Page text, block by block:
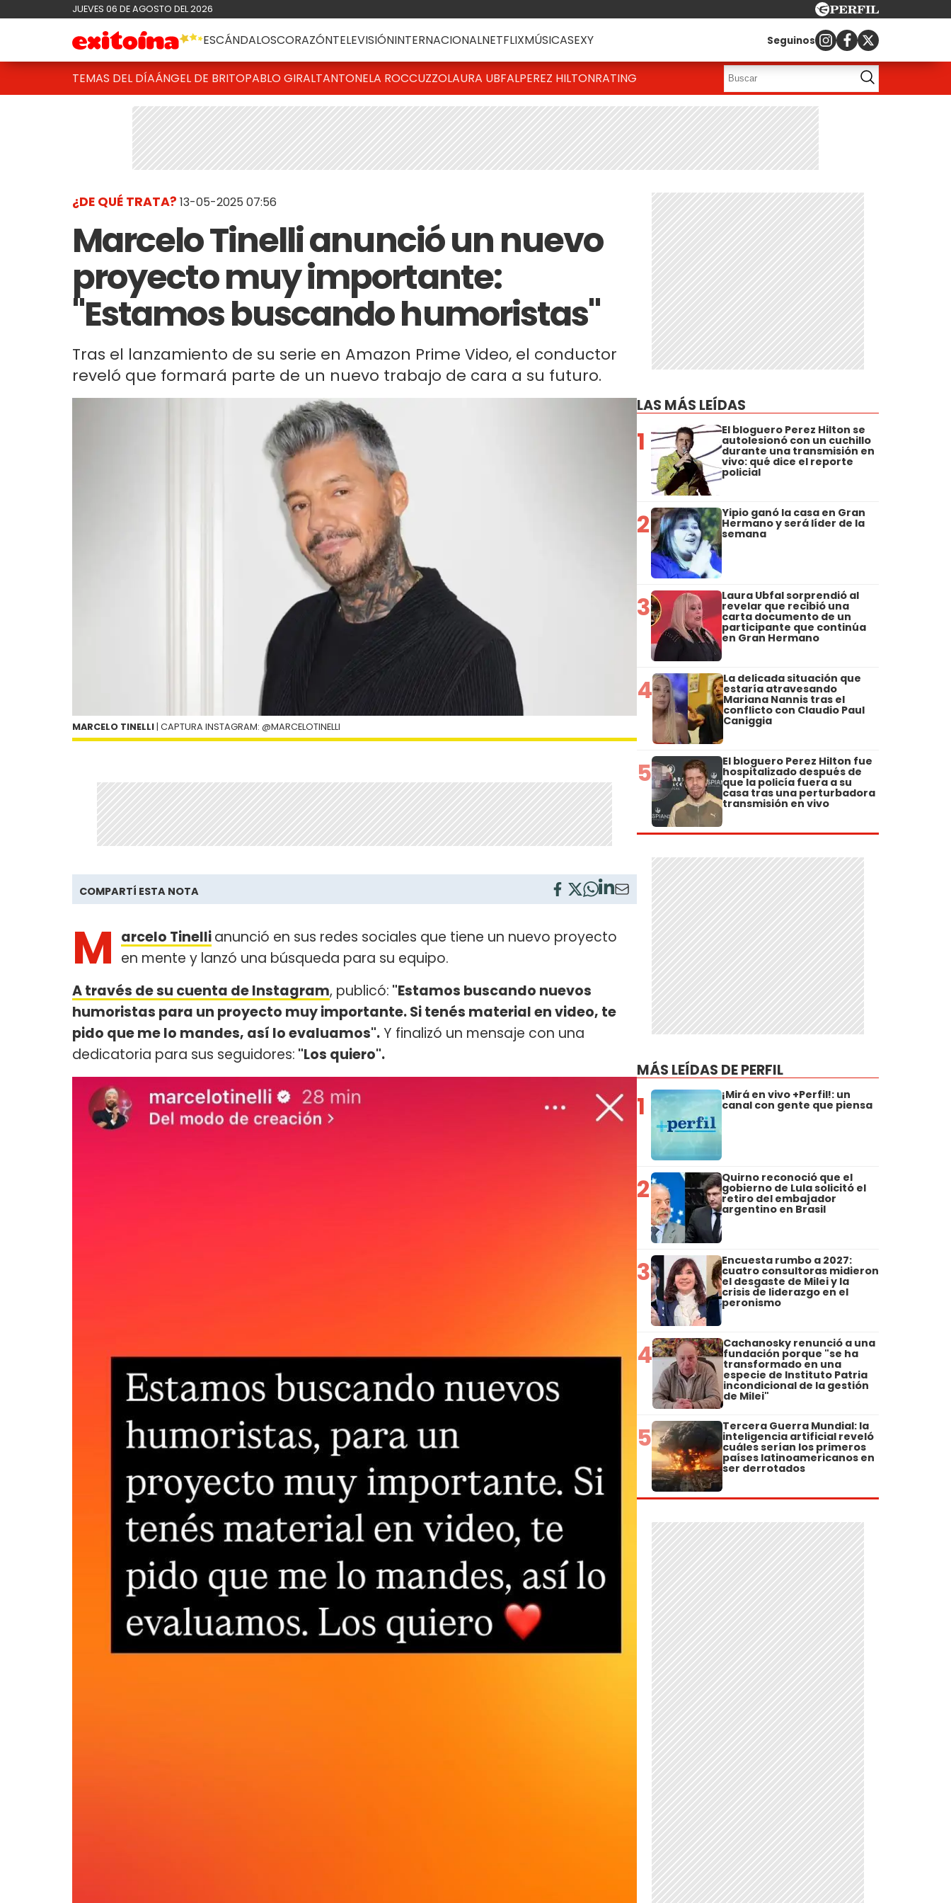
JUEVES 06 DE AGOSTO DEL 2026
ESCÁNDALOSCORAZÓNTELEVISIÓNINTERNACIONALNETFLIXMÚSICASEXY Seguinos
TEMAS DEL DÍAÁNGEL DE BRITOPABLO GIRALTANTONELA ROCCUZZOLAURA UBFALPEREZ HILTONRATING
¿DE QUÉ TRATA? 13-05-2025 07:56
Marcelo Tinelli anunció un nuevo
proyecto muy importante:
"Estamos buscando humoristas"
Tras el lanzamiento de su serie en Amazon Prime Video, el conductor
reveló que formará parte de un nuevo trabajo de cara a su futuro.
MARCELO TINELLI | CAPTURA INSTAGRAM: @MARCELOTINELLI
COMPARTÍ ESTA NOTA
M arcelo Tinellianunció en sus redes sociales que tiene un nuevo proyecto
en mente y lanzó una búsqueda para su equipo.
A través de su cuenta de Instagram, publicó: "Estamos buscando nuevos
humoristas para un proyecto muy importante. Si tenés material en video, te
pido que me lo mandes, así lo evaluamos".Y finalizó un mensaje con una
dedicatoria para sus seguidores: "Los quiero".
LAS MÁS LEÍDAS
1 El bloguero Perez Hilton se
autolesionó con un cuchillo
durante una transmisión en
vivo: qué dice el reporte
policial
2 Yipio ganó la casa en Gran
Hermano y será líder de la
semana
3 Laura Ubfal sorprendió al
revelar que recibió una
carta documento de un
participante que continúa
en Gran Hermano
4 La delicada situación que
estaría atravesando
Mariana Nannis tras el
conflicto con Claudio Paul
Caniggia
5 El bloguero Perez Hilton fue
hospitalizado después de
que la policía fuera a su
casa tras una perturbadora
transmisión en vivo
MÁS LEÍDAS DE PERFIL
1 ¡Mirá en vivo +Perfil!: un
canal con gente que piensa
2 Quirno reconoció que el
gobierno de Lula solicitó el
retiro del embajador
argentino en Brasil
3 Encuesta rumbo a 2027:
cuatro consultoras midieron
el desgaste de Milei y la
crisis de liderazgo en el
peronismo
4 Cachanosky renunció a una
fundación porque "se ha
transformado en una
especie de Instituto Patria
incondicional de la gestión
de Milei"
5 Tercera Guerra Mundial: la
inteligencia artificial reveló
cuáles serían los primeros
países latinoamericanos en
ser derrotados